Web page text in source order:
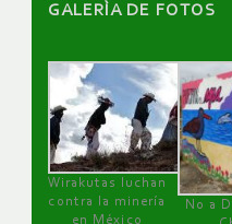
GALERÌA DE FOTOS
Wirakutas luchan
contra la minería
en México
No a